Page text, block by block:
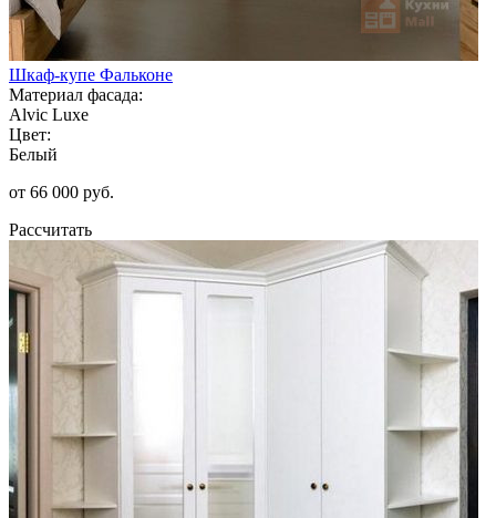
Шкаф-купе Фальконе
Материал фасада:
Alvic Luxe
Цвет:
Белый
от 66 000 руб.
Рассчитать